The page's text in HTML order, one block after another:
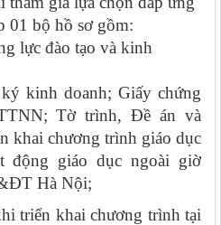
01 bộ hồ sơ gồm:
lực đào tạo và kinh
kinh doanh; Giấy chứng
Tờ trình, Đề án và
khai chương trình giáo dục
động giáo dục ngoài giờ
Hà Nội;
triển khai chương trình tại